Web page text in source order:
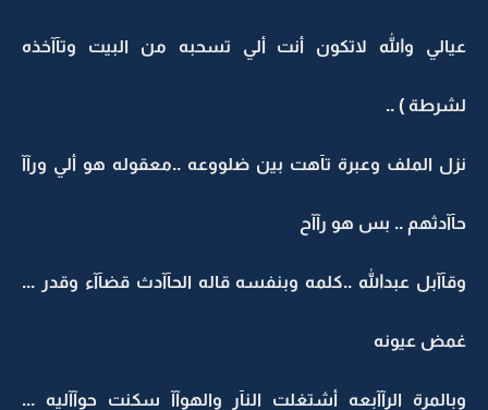
عيالي والله لاتكون أنت ألي تسحبه من البيت وتآآخذه
لشرطة ) ..
نزل الملف وعبرة تآهت بين ضلووعه ..معقوله هو ألي ورآآ
حآآدثهم .. بس هو رآآح
وقآآبل عبدالله ..كلمه وبنفسه قاله الحآآدث قضآآء وقدر ...
غمض عيونه
وبالمرة الرآآبعه أشتغلت النآر والهوآآ سكنت حوآآليه ...